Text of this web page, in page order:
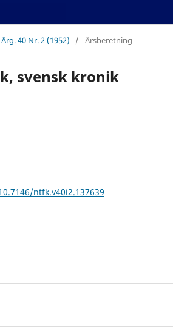
Årg. 40 Nr. 2 (1952) / Årsberetning
svensk kronik
ntfk.v40i2.137639